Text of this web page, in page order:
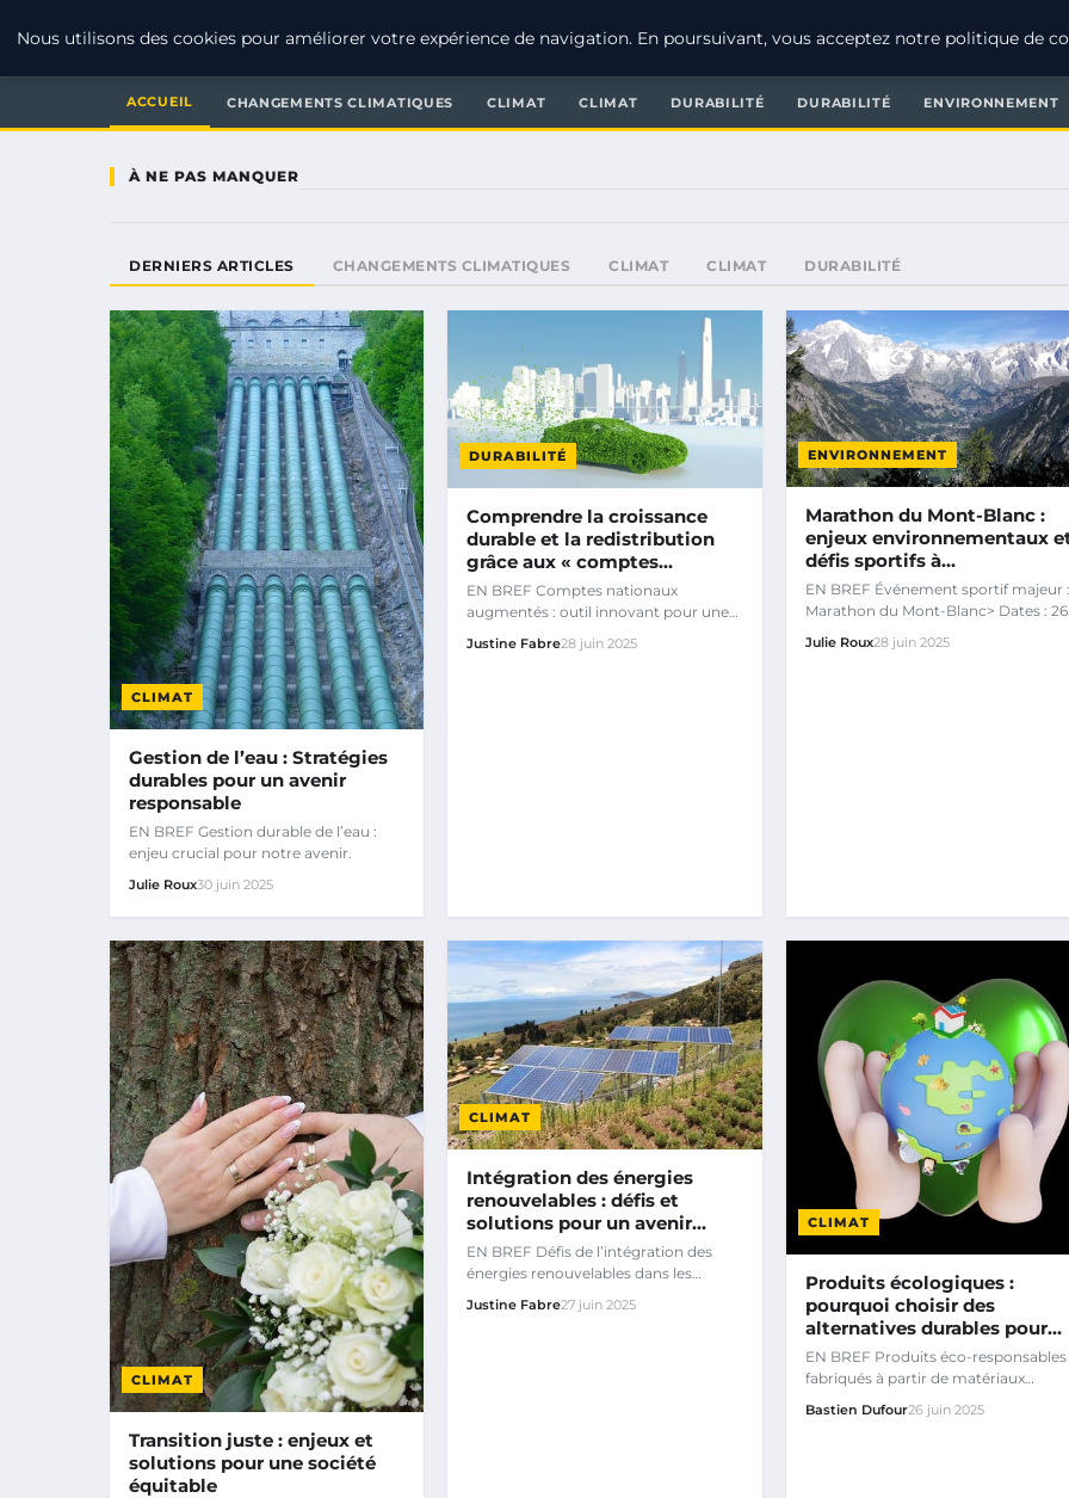
RSE ENJEUX
ACCUEIL CHANGEMENTS CLIMATIQUES CLIMAT CLIMAT DURABILITÉ DURABILITÉ ENVIRONNEMENT
À NE PAS MANQUER
DERNIERS ARTICLES CHANGEMENTS CLIMATIQUES CLIMAT CLIMAT DURABILITÉ
CLIMAT
Gestion de l’eau : Stratégies
durables pour un avenir
responsable
EN BREF Gestion durable de l’eau :
enjeu crucial pour notre avenir.
Julie Roux30 juin 2025
DURABILITÉ
Comprendre la croissance
durable et la redistribution
grâce aux « comptes…
EN BREF Comptes nationaux
augmentés : outil innovant pour une
analyse conjointe des dimensions…
Justine Fabre28 juin 2025
ENVIRONNEMENT
Marathon du Mont-Blanc :
enjeux environnementaux
défis sportifs à…
EN BREF Événement sportif majeur :
Marathon du Mont-Blanc> Dates : 26
au 29 juin Participants : 10…
Julie Roux28 juin 2025
CLIMAT
Transition juste : enjeux et
solutions pour une société
équitable
CLIMAT
Intégration des énergies
renouvelables : défis et
solutions pour un avenir…
EN BREF Défis de l’intégration des
énergies renouvelables dans les
Justine Fabre27 juin 2025
CLIMAT
Produits écologiques :
pourquoi choisir des
alternatives durables pour…
EN BREF Produits éco-responsables
fabriqués à partir de matériaux
renouvelables ou recyclés.
Bastien Dufour26 juin 2025
Nous utilisons des cookies pour améliorer votre expérience de navigation. En poursuivant, vous acceptez notre politique de